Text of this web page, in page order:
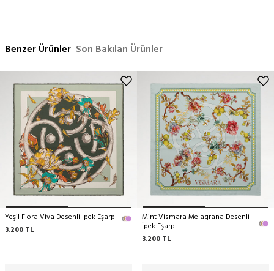
Ütü orta ısıda yapılabilir,
Elde yıkama yapılmaz,
Sıkma yapılmaz.
Benzer Ürünler Son Bakılan Ürünler
Yeşil Flora Viva Desenli İpek Eşarp
3.200 TL
Mint Vismara Melagrana Desenli
İpek Eşarp
3.200 TL